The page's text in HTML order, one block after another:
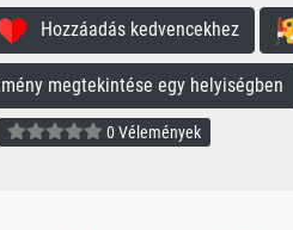
Hozzáadás kedvencekhez
megtekintése egy helyiségben
0 Vélemények